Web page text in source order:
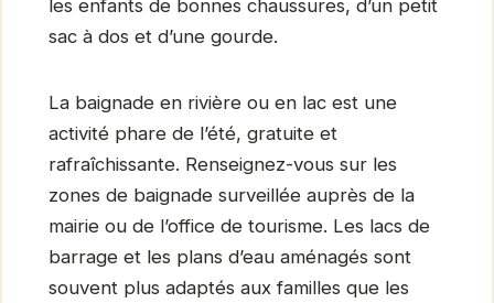
les enfants de bonnes chaussures, d’un petit
sac à dos et d’une gourde.
La baignade en rivière ou en lac est une
activité phare de l’été, gratuite et
rafraîchissante. Renseignez-vous sur les
zones de baignade surveillée auprès de la
mairie ou de l’office de tourisme. Les lacs de
barrage et les plans d’eau aménagés sont
souvent plus adaptés aux familles que les